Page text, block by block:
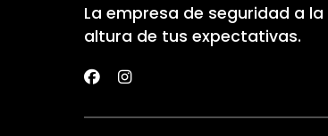
La empresa de seguridad a la
altura de tus expectativas.